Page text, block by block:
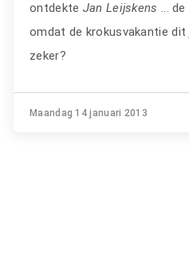
ontdekte Jan Leijskens ...
omdat de krokusvakantie
zeker?
Maandag 14 januari 2013